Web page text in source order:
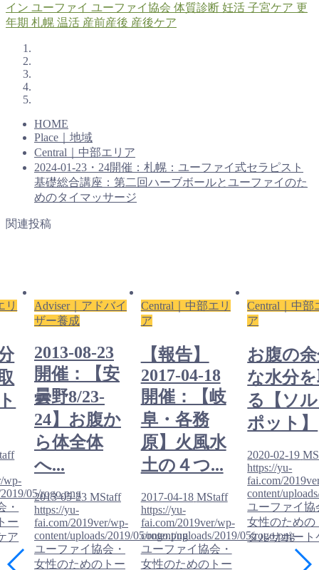
イン ユーファイ ユーファイ協会 体質診断 妊活 子宮ケア 更
年期 札幌 温活 産前産後 産後ケア
HOME
Place｜地域
Central｜中部エリア
2024-01-23・24開催：札幌：ユーファイ式セラピスト
基礎総合講座：第二回ハーブボールとユーファイのた
めのタイマッサージ
関連投稿
リ
wp-
05/rogo.png
・
ー
ア
Adviser｜アドバイ
ザー養成
2013-08-23
開催：【安
曇野8/23-
24】お腹か
ら体全体
へ...
2013-05-23 MStaff
https://yu-
fai.com/2019ver/wp-
content/uploads/2019/05/rogo.png
ユーファイ協会・
女性のためのトー
Central｜中部エリ
ア
【報告】
2017-04-18
開催：【岐
阜・各務
原】火風水
土の４つ...
2017-04-18 MStaff
https://yu-
fai.com/2019ver/wp-
content/uploads/2019/05/rogo.png
ユーファイ協会・
女性のためのトー
Central｜中部
ア
お腹の
な水分
る【ソ
ポット】
2020-02-19
https://yu-
fai.com/
content/
ユーファイ協
女性のための
タルサポート